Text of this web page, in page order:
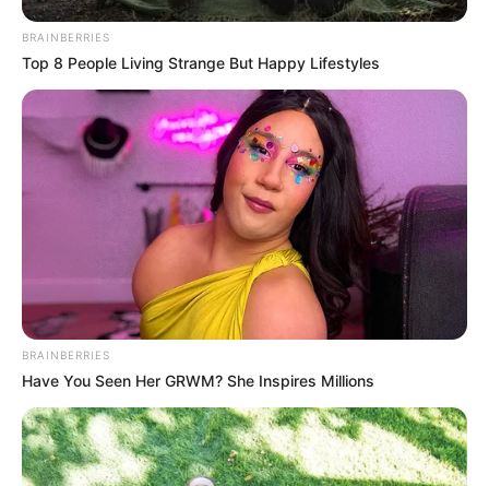
Why Are More Adults Experiencing Joint
Stiffness?
2026 Joint Wellness Assessment Is Now Available
BRAINBERRIES
Top 8 People Living Strange But Happy Lifestyles
BRAINBERRIES
Have You Seen Her GRWM? She Inspires Millions